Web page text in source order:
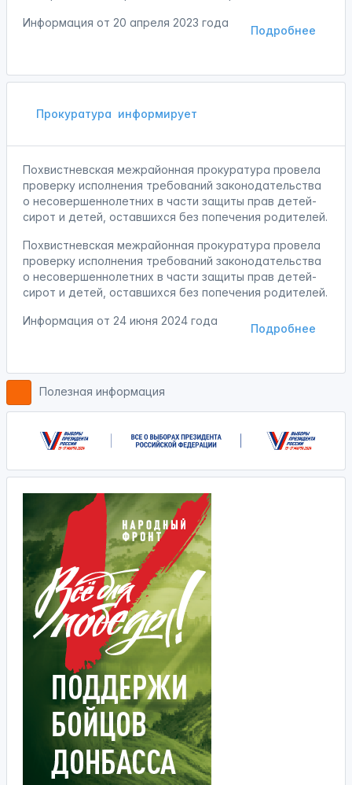
Подробнее
Информация от 20 апреля 2023 года
Прокуратура информирует
Похвистневская межрайонная прокуратура провела
проверку исполнения требований законодательства
о несовершеннолетних в части защиты прав детей-
сирот и детей, оставшихся без попечения родителей.
Похвистневская межрайонная прокуратура провела
проверку исполнения требований законодательства
о несовершеннолетних в части защиты прав детей-
сирот и детей, оставшихся без попечения родителей.
Подробнее
Информация от 24 июня 2024 года
Полезная информация